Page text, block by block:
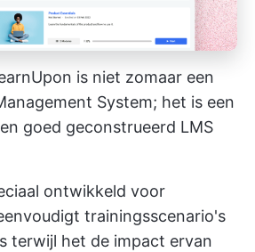
is niet zomaar een
System; het is een
goed geconstrueerd LMS
ontwikkeld voor
trainingsscenario's
terwijl het de impact ervan